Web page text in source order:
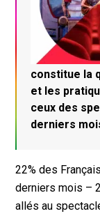
constitue la
et les
ceux des
derniers
22% des
derniers mois –
allés au